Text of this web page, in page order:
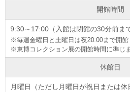
開館時間
9:30～17:00（入館は閉館の30分前まで
※毎週金曜日と土曜日は夜20:00まで開館
※東博コレクション展の開館時間に準じま
休館日
月曜日（ただし月曜日が祝日または